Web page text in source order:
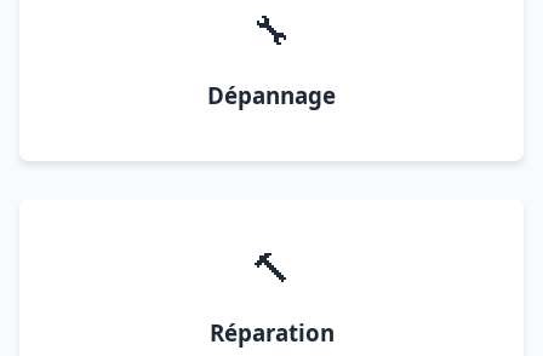
🔧
Dépannage
🔨
Réparation